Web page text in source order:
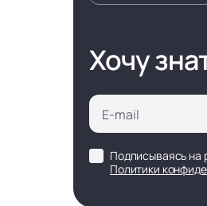
Хочу
Подписываясь на
Политики